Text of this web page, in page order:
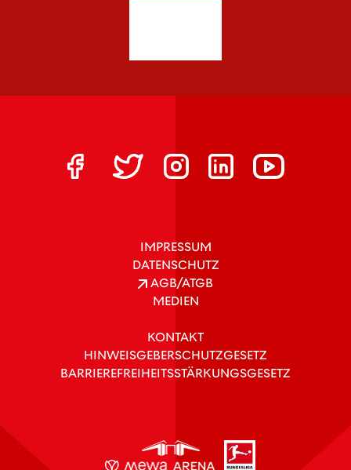
IMPRESSUM
DATENSCHUTZ
AGB/ATGB
MEDIEN
KONTAKT
HINWEISGEBERSCHUTZGESETZ
BARRIEREFREIHEITSSTÄRKUNGSGESETZ